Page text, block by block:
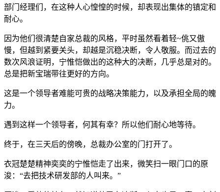
部门经理们，在这种人心惶惶的时候，却表现出集体的镇定和
耐心。
因为他们很清楚自家总裁的风格，平时虽然看着轻~佻又傲
慢，但越到紧要关头，却越是沉稳决断，令人敬服。而过去的
数次风浪证明，宁惟恺做出的这种大的决断，几乎总是对的。
总是把新宝瑞带往更好的方向。
这是一个领导者难能可贵的战略决策能力，以及承担全局的魄
力。
遇到这样一个领导者，何其有幸？所以他们耐心地等待。
终于，在三天后的傍晚，总裁办公室的门打开了。
衣冠楚楚精神奕奕的宁惟恺走了出来，微笑扫一眼门口的原
浚：“去把技术研发部的人叫来。”